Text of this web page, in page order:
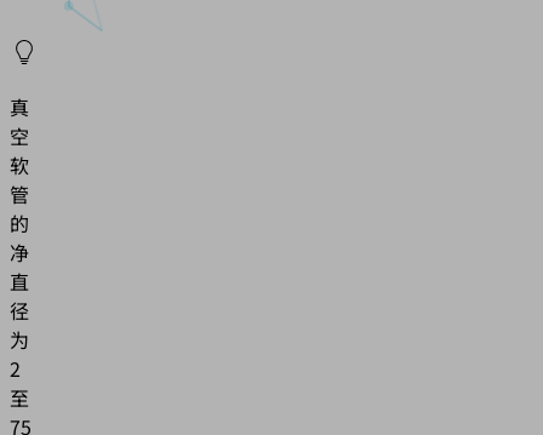
真
空
软
管
的
净
直
径
为
2
至
75